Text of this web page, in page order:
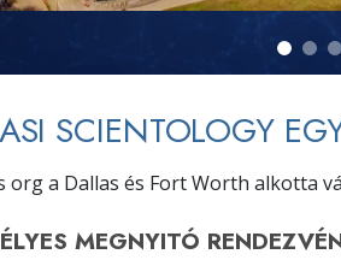
SCIENTOLOGY
org a Dallas és Fort Worth alkotta
MEGNYITÓ